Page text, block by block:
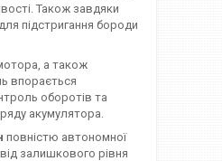
Також завдяки
підстригання бороди
а також
впорається
оборотів та
акумулятора.
повністю автономної
залишкового рівня